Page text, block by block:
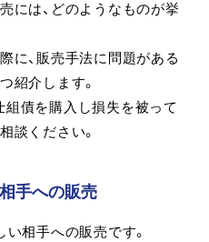
には、どのようなものが挙
に、販売手法に問題がある
紹介します。
債を購入し損失を被って
談ください。
手への販売
相手への販売です。